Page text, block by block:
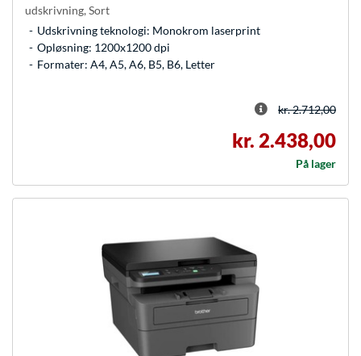
udskrivning, Sort
Udskrivning teknologi: Monokrom laserprint
Opløsning: 1200x1200 dpi
Formater: A4, A5, A6, B5, B6, Letter
kr. 2.712,00
kr. 2.438,00
På lager